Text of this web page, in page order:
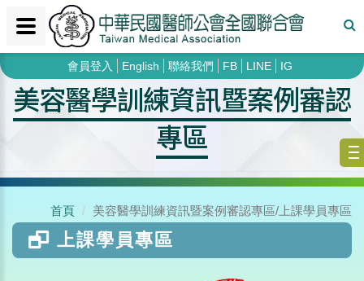
會員登入 English 聯絡我們 FB LINE IG
美容醫學訓練資訊暨案例審認
專區
首頁 美容醫學訓練資訊暨案例審認專區/上課學員專區
上課學員專區